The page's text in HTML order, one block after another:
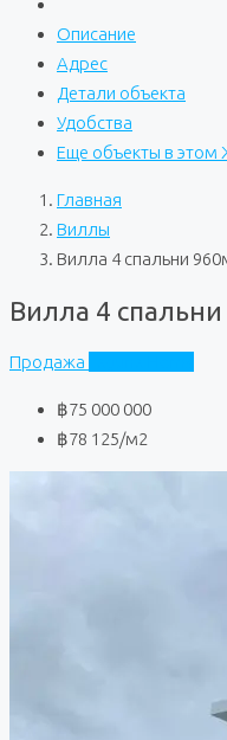
Описание
Адрес
Детали объекта
Удобства
Еще объекты в этом
Главная
Виллы
Вилла 4 спальни
Вилла 4
Продажа
฿75 000 000
฿78 125/м2